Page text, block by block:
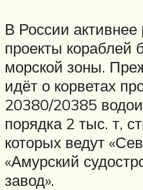
В России активнее
проекты кораблей
морской зоны.
идёт о корветах
20380/20385
порядка 2 тыс. т,
которых ведут
«Амурский
завод».